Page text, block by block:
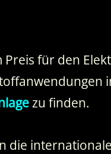
für den
zu finden.
die